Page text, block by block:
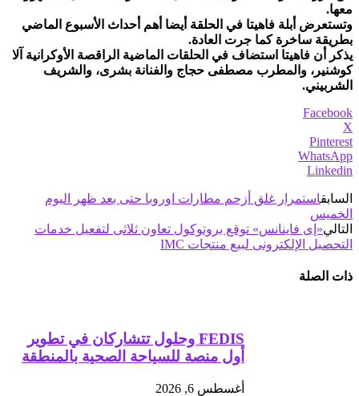
معها.
وتستعرض أبلة فاهيتا في الحلقة أيضا أهم أحداث الأسبوع الماضي
بطريقة ساخرة كما جرت العادة.
يذكر أن فاهيتا استضاف في الحلقات الماضية الراقصة الأوكرانية آلا
كوشنير، والمطرب مصطفى حجاج والفنانة بشرى، والشريف
الشربيني.
Facebook
X
Pinterest
WhatsApp
Linkedin
السابقاستمرار غلق أزحم مطارات اوروبا حتى بعد ظهر اليوم
الخميس
التالي«إى فاينانس» توقع بروتوكول تعاون ثلاثى لتفعيل خدمات
التحصيل الإلكترونى لبيع منتجات IMC
ذات الصلة
FEDIS وحلول تتشاركان في تطوير
أول منصة للسياحة الصحية بالمنطقة
أغسطس 6, 2026